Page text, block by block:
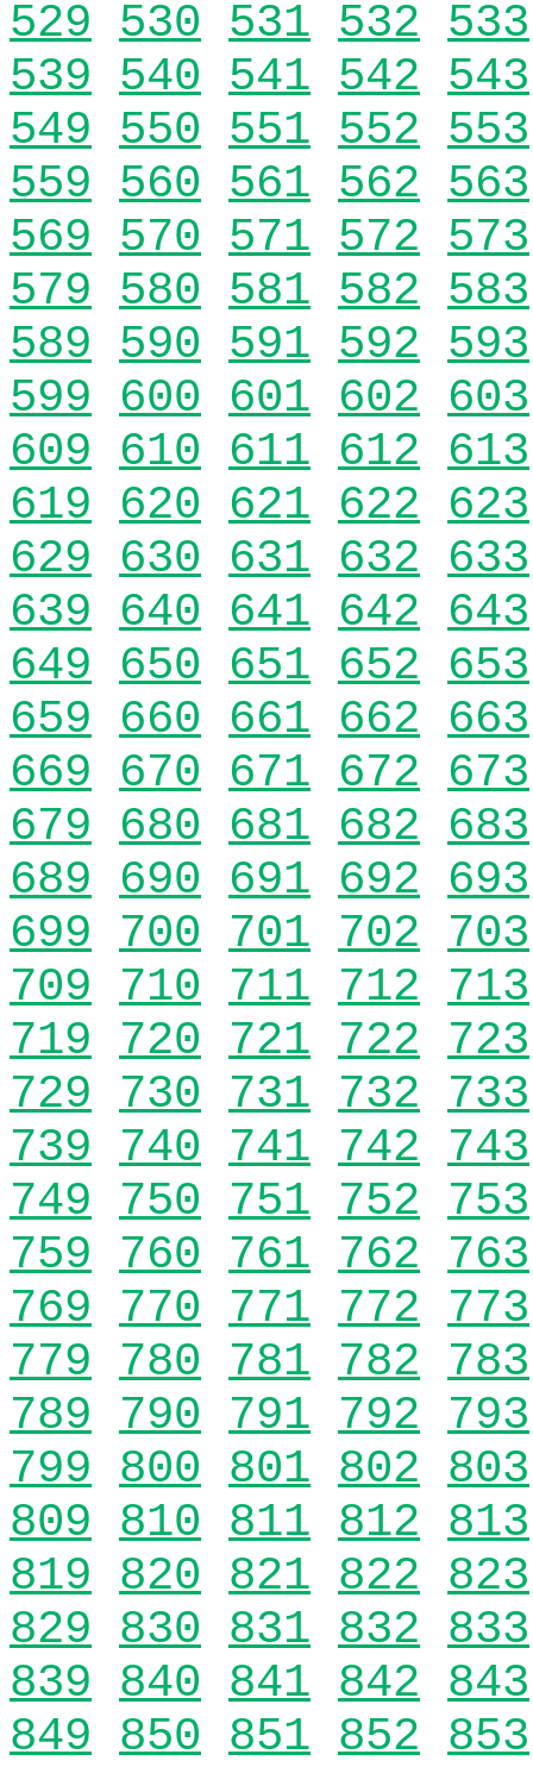
529 530 531 532 533
539 540 541 542 543
549 550 551 552 553
559 560 561 562 563
569 570 571 572 573
579 580 581 582 583
589 590 591 592 593
599 600 601 602 603
609 610 611 612 613
619 620 621 622 623
629 630 631 632 633
639 640 641 642 643
649 650 651 652 653
659 660 661 662 663
669 670 671 672 673
679 680 681 682 683
689 690 691 692 693
699 700 701 702 703
709 710 711 712 713
719 720 721 722 723
729 730 731 732 733
739 740 741 742 743
749 750 751 752 753
759 760 761 762 763
769 770 771 772 773
779 780 781 782 783
789 790 791 792 793
799 800 801 802 803
809 810 811 812 813
819 820 821 822 823
829 830 831 832 833
839 840 841 842 843
849 850 851 852 853